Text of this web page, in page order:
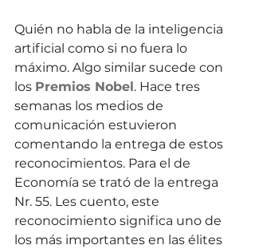
Quién no habla de la inteligencia
artificial como si no fuera lo
máximo. Algo similar sucede con
los Premios Nobel . Hace tres
semanas los medios de
comunicación estuvieron
comentando la entrega de estos
reconocimientos. Para el de
Economía se trató de la entrega
Nr. 55. Les cuento, este
reconocimiento significa uno de
los más importantes en las élites